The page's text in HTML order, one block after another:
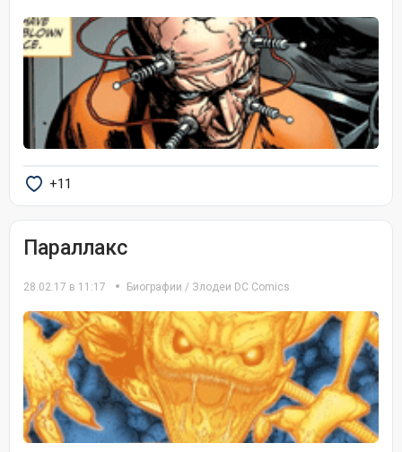
+11
Параллакс
28.02.17 в 11:17 Биографии / Злодеи DC Comics